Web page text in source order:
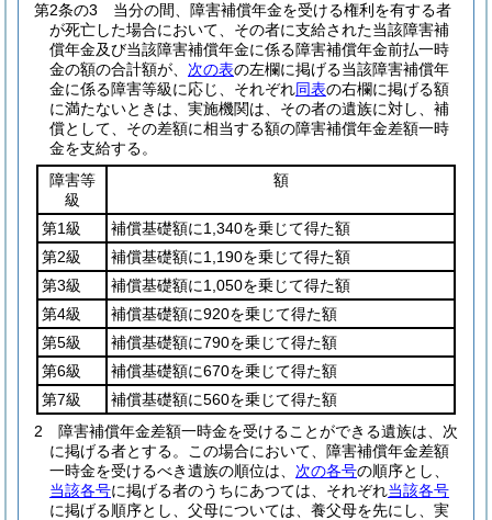
第2条の3
当分の間、障害補償年金を受ける権利を有する者
が死亡した場合において、その者に支給された当該障害補
償年金及び当該障害補償年金に係る障害補償年金前払一時
金の額の合計額が、 次の表の左欄に掲げる当該障害補償年
金に係る障害等級に応じ、それぞれ同表の右欄に掲げる額
に満たないときは、実施機関は、その者の遺族に対し、補
償として、その差額に相当する額の障害補償年金差額一時
金を支給する。
障害等
級
額
第1級
補償基礎額に1,340を乗じて得た額
第2級
補償基礎額に1,190を乗じて得た額
第3級
補償基礎額に1,050を乗じて得た額
第4級
補償基礎額に920を乗じて得た額
第5級
補償基礎額に790を乗じて得た額
第6級
補償基礎額に670を乗じて得た額
第7級
補償基礎額に560を乗じて得た額
2
障害補償年金差額一時金を受けることができる遺族は、次
に掲げる者とする。
この場合において、障害補償年金差額
一時金を受けるべき遺族の順位は、 次の各号の順序とし、
当該各号に掲げる者のうちにあつては、それぞれ当該各号
に掲げる順序とし、父母については、養父母を先にし、実